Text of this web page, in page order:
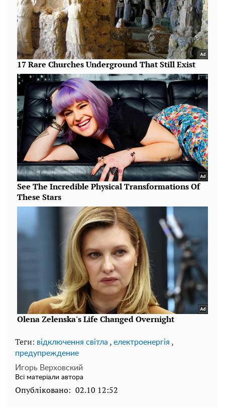
Теги: відключення світла , електроенергія ,
предупреждение
Игорь Верховский
Всі матеріали автора
Опубліковано: 02.10 12:52